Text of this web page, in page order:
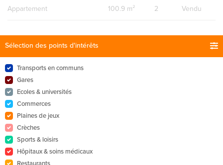
Appartement 100.9 m² 2 Vendu
Sélection des points d'intérêts
Transports en communs
Gares
Ecoles & universités
Commerces
Plaines de jeux
Crèches
Sports & loisirs
Hôpitaux & soins médicaux
Restaurants